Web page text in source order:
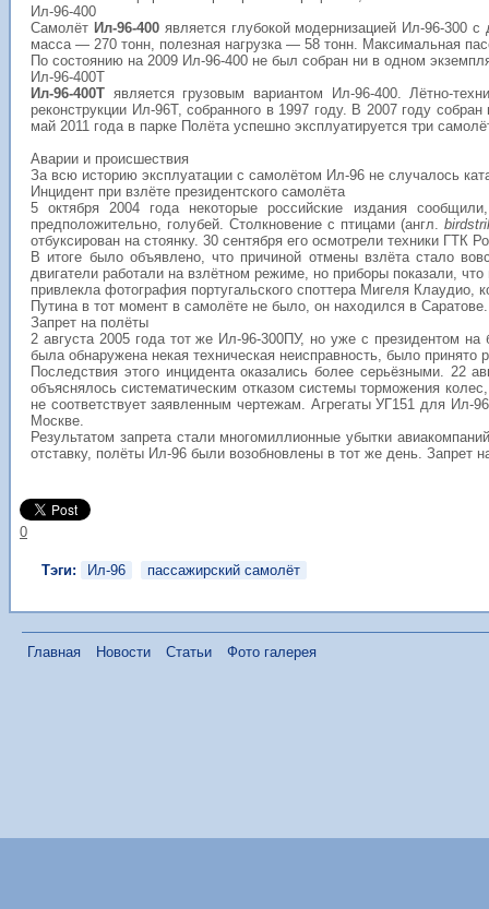
Ил-96-400
Самолёт Ил-96-400является глубокой модернизацией Ил-96-300 с
масса — 270 тонн, полезная нагрузка — 58 тонн. Максимальная
По состоянию на 2009 Ил-96-400 не был собран ни в одном
Ил-96-400Т
Ил-96-400Т является грузовым вариантом Ил-96-400. Лётно-
реконструкции Ил-96Т, собранного в 1997 году. В 2007 году
май 2011 года в парке Полёта успешно эксплуатируется три
Аварии и происшествия
За всю историю эксплуатации с самолётом Ил-96 не случалось
Инцидент при взлёте президентского самолёта
5 октября 2004 года некоторые российские издания
предположительно, голубей. Столкновение с птицами (англ.
отбуксирован на стоянку. 30 сентября его осмотрели техники ГТК
В итоге было объявлено, что причиной отмены взлёта стало
двигатели работали на взлётном режиме, но приборы показали,
привлекла фотография португальского споттера Мигеля Клаудио,
Путина в тот момент в самолёте не было, он находился в Саратове.
Запрет на полёты
2 августа 2005 года тот же Ил-96-300ПУ, но уже с президентом
была обнаружена некая техническая неисправность, было
Последствия этого инцидента оказались более серьёзными.
объяснялось систематическим отказом системы торможения
не соответствует заявленным чертежам. Агрегаты УГ151 для
Москве.
Результатом запрета стали многомиллионные убытки
отставку, полёты Ил-96 были возобновлены в тот же день. Запрет
0
Тэги: Ил-96 пассажирский самолёт
Главная Новости Статьи Фото галерея